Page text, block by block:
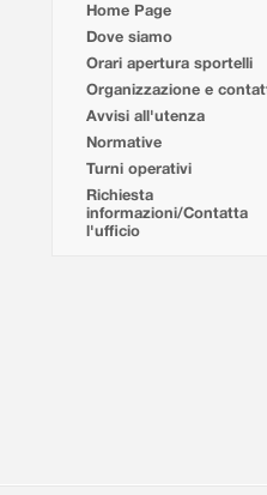
Home Page
Dove siamo
Orari apertura sportelli
Organizzazione e
Avvisi all'utenza
Normative
Turni operativi
Richiesta
informazioni/Contatta
l'ufficio